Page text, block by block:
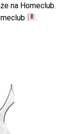
na Homeclub.
.